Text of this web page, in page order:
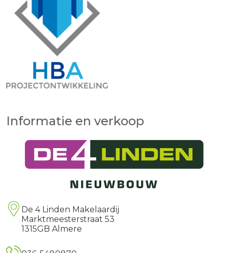
Informatie en verkoop
De 4 Linden Makelaardij
Marktmeesterstraat 53
1315GB Almere